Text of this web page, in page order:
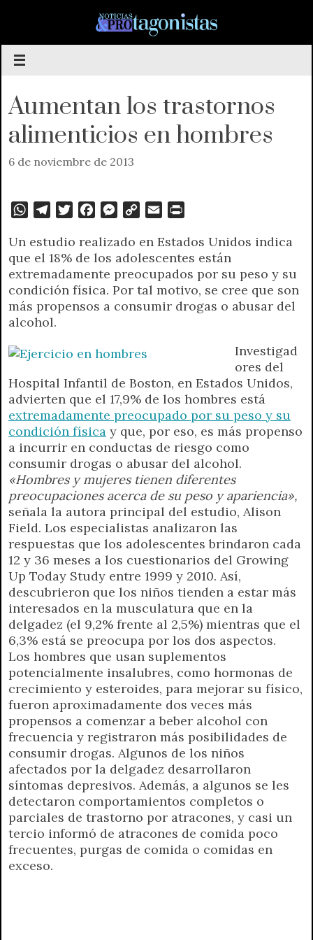
contenido
Aumentan los trastornos
alimenticios en hombres
6 de noviembre de 2013
W
a
t
s
A
p
p
l
e
g
r
a
m
i
t
t
e
r
c
e
b
o
o
M
s
s
e
n
g
p
y
L
i
n
a
i
l
i
n
t
F
r
l
y
Un estudio realizado en Estados Unidos indica
que el 18% de los adolescentes están
extremadamente preocupados por su peso y su
condición física. Por tal motivo, se cree que son
más propensos a consumir drogas o abusar del
alcohol.
Investigad
ores del
Hospital Infantil de Boston, en Estados Unidos,
advierten que el 17,9% de los hombres está
extremadamente preocupado por su peso y su
condición física y que, por eso, es más propenso
a incurrir en conductas de riesgo como
consumir drogas o abusar del alcohol.
«Hombres y mujeres tienen diferentes
preocupaciones acerca de su peso y apariencia»,
señala la autora principal del estudio, Alison
Field. Los especialistas analizaron las
respuestas que los adolescentes brindaron cada
12 y 36 meses a los cuestionarios del Growing
Up Today Study entre 1999 y 2010. Así,
descubrieron que los niños tienden a estar más
interesados en la musculatura que en la
delgadez (el 9,2% frente al 2,5%) mientras que el
6,3% está se preocupa por los dos aspectos.
Los hombres que usan suplementos
potencialmente insalubres, como hormonas de
crecimiento y esteroides, para mejorar su físico,
fueron aproximadamente dos veces más
propensos a comenzar a beber alcohol con
frecuencia y registraron más posibilidades de
consumir drogas. Algunos de los niños
afectados por la delgadez desarrollaron
síntomas depresivos. Además, a algunos se les
detectaron comportamientos completos o
parciales de trastorno por atracones, y casi un
tercio informó de atracones de comida poco
frecuentes, purgas de comida o comidas en
exceso.